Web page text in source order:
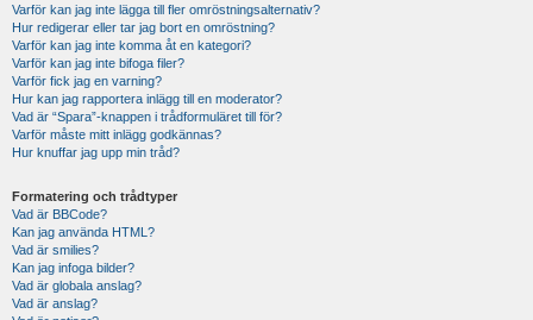
Varför kan jag inte lägga till fler omröstningsalternativ?
Hur redigerar eller tar jag bort en omröstning?
Varför kan jag inte komma åt en kategori?
Varför kan jag inte bifoga filer?
Varför fick jag en varning?
Hur kan jag rapportera inlägg till en moderator?
Vad är “Spara”-knappen i trådformuläret till för?
Varför måste mitt inlägg godkännas?
Hur knuffar jag upp min tråd?
Formatering och trådtyper
Vad är BBCode?
Kan jag använda HTML?
Vad är smilies?
Kan jag infoga bilder?
Vad är globala anslag?
Vad är anslag?